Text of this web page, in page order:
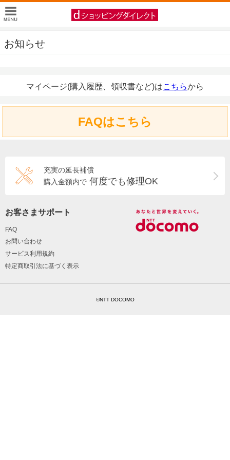
お知らせ
マイページ(購入履歴、領収書など)はこちらから
FAQはこちら
充実の延長補償
購入金額内で 何度でも修理OK
お客さまサポート
FAQ
お問い合わせ
サービス利用規約
特定商取引法に基づく表示
©NTT DOCOMO